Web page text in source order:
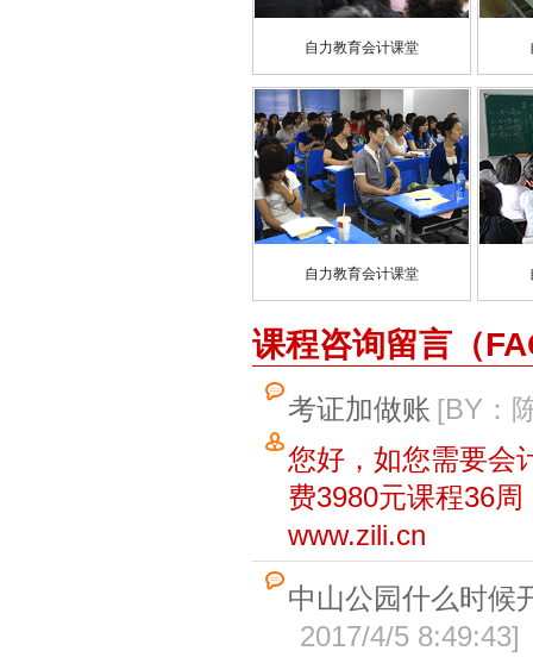
自力教育会计课堂
自力教育会计课堂
课程咨询留言（
考证加做账 [BY：
您好，如您需要会
费3980元课程36
www.zili.cn
中山公园什么时候
2017/4/5 8:49:43]